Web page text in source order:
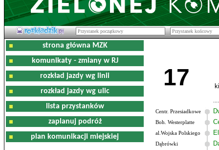
strona główna MZK
komunikaty - zmiany w RJ
rozkład jazdy wg linii
rozkład jazdy wg ulic
lista przystanków
zaplanuj podróż
plan komunikacji miejskiej
17
Centr. Przesiadkowe
Boh. Westerplatte
al.Wojska Polskiego
Dąbrówki